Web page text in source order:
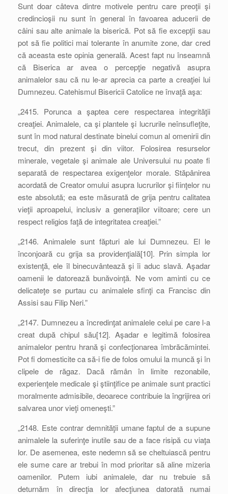
Sunt doar câteva dintre motivele pentru care preoţii şi
credincioşii nu sunt în general în favoarea aducerii de
câini sau alte animale la biserică. Pot să fie excepţii sau
pot să fie politici mai tolerante în anumite zone, dar cred
că aceasta este opinia generală. Acest fapt nu înseamnă
că Biserica ar avea o percepţie negativă asupra
animalelor sau că nu le-ar aprecia ca parte a creaţiei lui
Dumnezeu. Catehismul Bisericii Catolice ne învaţă aşa:
„2415. Porunca a şaptea cere respectarea integrităţii
creaţiei. Animalele, ca şi plantele şi lucrurile neînsufleţite,
sunt în mod natural destinate binelui comun al omenirii din
trecut, din prezent şi din viitor. Folosirea resurselor
minerale, vegetale şi animale ale Universului nu poate fi
separată de respectarea exigenţelor morale. Stăpânirea
acordată de Creator omului asupra lucrurilor şi fiinţelor nu
este absolută; ea este măsurată de grija pentru calitatea
vieţii aproapelui, inclusiv a generaţiilor viitoare; cere un
respect religios faţă de integritatea creaţiei.”
„2146. Animalele sunt făpturi ale lui Dumnezeu. El le
înconjoară cu grija sa providenţială[10]. Prin simpla lor
existenţă, ele îl binecuvântează şi îi aduc slavă. Aşadar
oamenii le datorează bunăvoinţă. Ne vom aminti cu ce
delicateţe se purtau cu animalele sfinţi ca Francisc din
Assisi sau Filip Neri.”
„2147. Dumnezeu a încredinţat animalele celui pe care l-a
creat după chipul său[12]. Aşadar e legitimă folosirea
animalelor pentru hrană şi confecţionarea îmbrăcămintei.
Pot fi domesticite ca să-i fie de folos omului la muncă şi în
clipele de răgaz. Dacă rămân în limite rezonabile,
experienţele medicale şi ştiinţifice pe animale sunt practici
moralmente admisibile, deoarece contribuie la îngrijirea ori
salvarea unor vieţi omeneşti.”
„2148. Este contrar demnităţii umane faptul de a supune
animalele la suferinţe inutile sau de a face risipă cu viaţa
lor. De asemenea, este nedemn să se cheltuiască pentru
ele sume care ar trebui în mod prioritar să aline mizeria
oamenilor. Putem iubi animalele, dar nu trebuie să
deturnăm în direcţia lor afecţiunea datorată numai